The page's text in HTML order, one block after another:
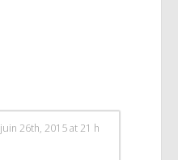
juin 26th, 2015 at 21 h